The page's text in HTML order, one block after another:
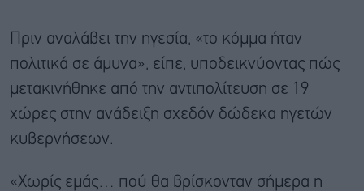
Πριν αναλάβει την ηγεσία, «το κόμμα ήταν
πολιτικά σε άμυνα», είπε, υποδεικνύοντας πώς
μετακινήθηκε από την αντιπολίτευση σε 19
χώρες στην ανάδειξη σχεδόν δώδεκα ηγετών
κυβερνήσεων.
«Χωρίς εμάς… πού θα βρίσκονταν σήμερα η